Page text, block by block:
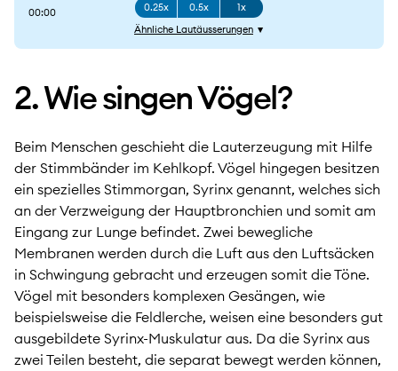
00:00 0.25x 0.5x
1x
Ähnliche Lautäusserungen
2. Wie singen Vögel?
Beim Menschen geschieht die Lauterzeugung mit Hilfe
der Stimmbänder im Kehlkopf. Vögel hingegen besitzen
ein spezielles Stimmorgan, Syrinx genannt, welches sich
an der Verzweigung der Hauptbronchien und somit am
Eingang zur Lunge befindet. Zwei bewegliche
Membranen werden durch die Luft aus den Luftsäcken
in Schwingung gebracht und erzeugen somit die Töne.
Vögel mit besonders komplexen Gesängen, wie
beispielsweise die Feldlerche, weisen eine besonders gut
ausgebildete Syrinx-Muskulatur aus. Da die Syrinx aus
zwei Teilen besteht, die separat bewegt werden können,